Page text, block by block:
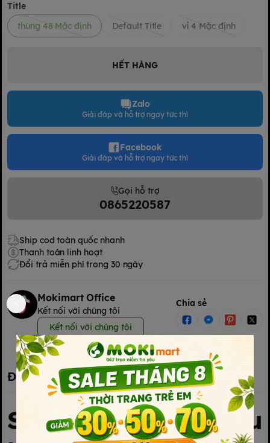
Title
thùng 48 Mặc định
Default Title vỉ 4 Mặc định
HẾT HÀNG
Zalo
Giải đáp và hỗ trợ ngay tức thì
Facebook
Giải đáp và hỗ trợ ngay tức thì
Gọi hỗ trợ
0865220587
Ship cod toàn quốc nhanh
Thanh toán linh hoạt
Đổi trả miễn phí trong 30 ngày
Mokimart Office
Kết nối với chúng tôi
Kết nối với chúng tôi
Chia sẻ
Đặc điểm nổi bật
Sữa chua uống Susu